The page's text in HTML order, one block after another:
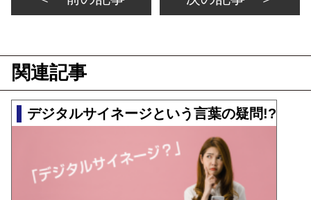
関連記事
デジタルサイネージという言葉の疑問!?